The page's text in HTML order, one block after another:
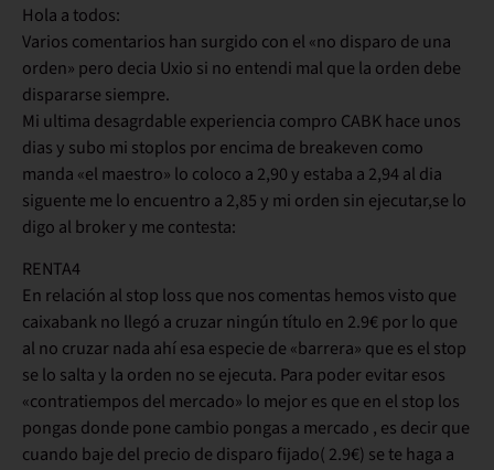
Hola a todos:
Varios comentarios han surgido con el «no disparo de una
orden» pero decia Uxio si no entendi mal que la orden debe
dispararse siempre.
Mi ultima desagrdable experiencia compro CABK hace unos
dias y subo mi stoplos por encima de breakeven como
manda «el maestro» lo coloco a 2,90 y estaba a 2,94 al dia
siguente me lo encuentro a 2,85 y mi orden sin ejecutar,se lo
digo al broker y me contesta:
RENTA4
En relación al stop loss que nos comentas hemos visto que
caixabank no llegó a cruzar ningún título en 2.9€ por lo que
al no cruzar nada ahí esa especie de «barrera» que es el stop
se lo salta y la orden no se ejecuta. Para poder evitar esos
«contratiempos del mercado» lo mejor es que en el stop los
pongas donde pone cambio pongas a mercado , es decir que
cuando baje del precio de disparo fijado( 2.9€) se te haga a